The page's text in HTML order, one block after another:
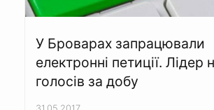
У Броварах запрацювали
електронні петиції. Лідер
голосів за добу